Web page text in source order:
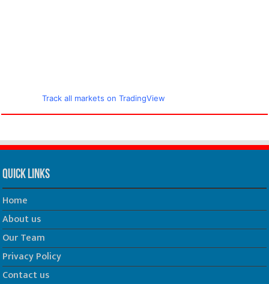
Track all markets on TradingView
Quick Links
Home
About us
Our Team
Privacy Policy
Contact us